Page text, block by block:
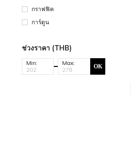
กราฟฟิค
การ์ตูน
ช่วงราคา (THB)
Min: Max: OK